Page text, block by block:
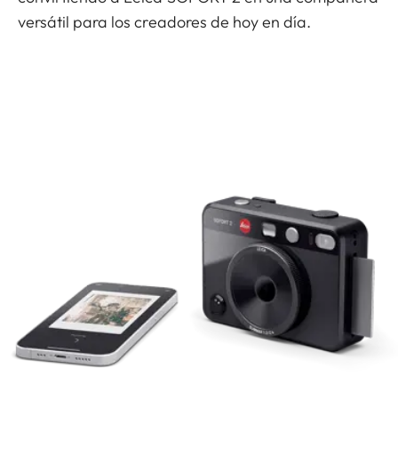
versátil para los creadores de hoy en día.